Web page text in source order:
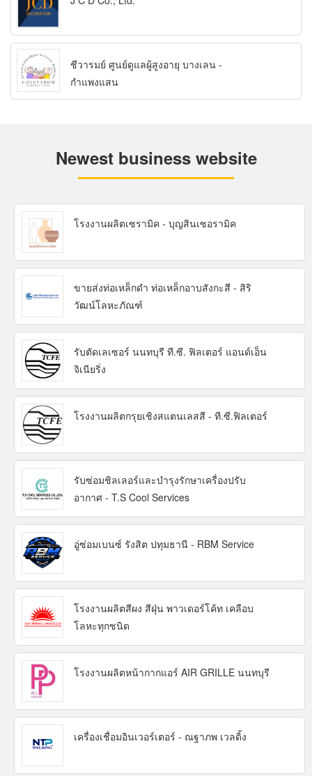
ชีวารมย์ ศูนย์ดูแลผู้สูงอายุ บางเลน -
กำแพงแสน
Newest business website
โรงงานผลิตเซรามิค - บุญสินเซอรามิค
ขายส่งท่อเหล็กดำ ท่อเหล็กอาบสังกะสี - สิริ
วัฒน์โลหะภัณฑ์
รับตัดเลเซอร์ นนทบุรี ที.ซี. ฟิลเตอร์ แอนด์เอ็น
จิเนียริ่ง
โรงงานผลิตกรุยเชิงสแตนเลสสี - ที.ซี.ฟิลเตอร์
รับซ่อมชิลเลอร์และบำรุงรักษาเครื่องปรับ
อากาศ - T.S Cool Services
อู่ซ่อมเบนซ์ รังสิต ปทุมธานี - RBM Service
โรงงานผลิตสีผง สีฝุ่น พาวเดอร์โค้ท เคลือบ
โลหะทุกชนิด
โรงงานผลิตหน้ากากแอร์ AIR GRILLE นนทบุรี
เครื่องเชื่อมอินเวอร์เตอร์ - ณฐาภพ เวลดิ้ง